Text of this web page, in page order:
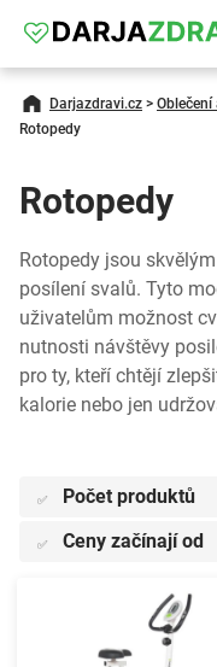
Darjazdravi.cz > Oblečení
Rotopedy
Rotopedy
Rotopedy jsou
posílení svalů. Tyto
uživatelům možnost
nutnosti návštěvy
pro ty, kteří chtějí
kalorie nebo jen
✅ Počet produktů
✅ Ceny začínají od